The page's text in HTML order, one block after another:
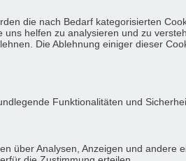
die nach Bedarf kategorisierten
helfen zu analysieren und zu
Die Ablehnung einiger dieser
Funktionalitäten und
über Analysen, Anzeigen und andere